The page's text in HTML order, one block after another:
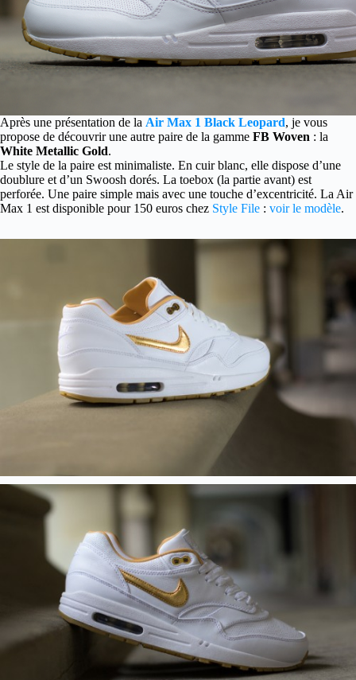
Après une présentation de la Air Max 1 Black Leopard, je vous
propose de découvrir une autre paire de la gamme FB Woven : la
White Metallic Gold.
Le style de la paire est minimaliste. En cuir blanc, elle dispose d’une
doublure et d’un Swoosh dorés. La toebox (la partie avant) est
perforée. Une paire simple mais avec une touche d’excentricité. La Air
Max 1 est disponible pour 150 euros chez Style File : voir le modèle.